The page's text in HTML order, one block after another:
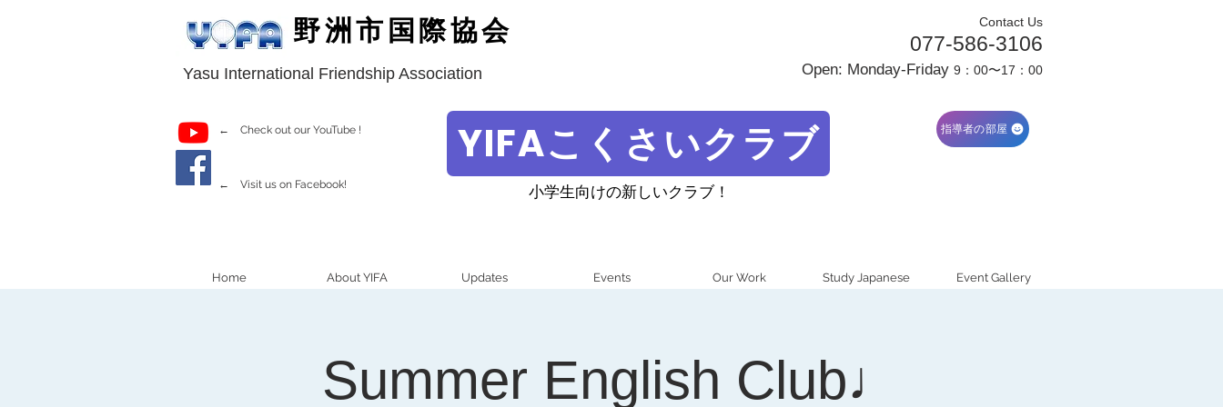
野洲市国際協会
Yasu International Friendship Association
Contact Us
077-586-3106
Open: Monday-Friday 9：00〜17：00
← Check out our YouTube !
← Visit us on Facebook!
YIFAこくさいクラブ
小学生向けの新しいクラブ！
指導者の部屋
Home About YIFA Updates Events Our Work Study Japanese Event Gallery
Summer English Club♩